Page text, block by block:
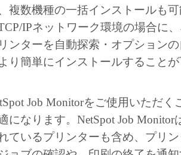
複数機種の一括インストールも
IPネットワーク環境の場合に
ンターを自動探索・オプション
り簡単にインストールすること
Job Monitorをご使用いただく
になります。NetSpot Job Monitor
ているプリンターも含め、プリ